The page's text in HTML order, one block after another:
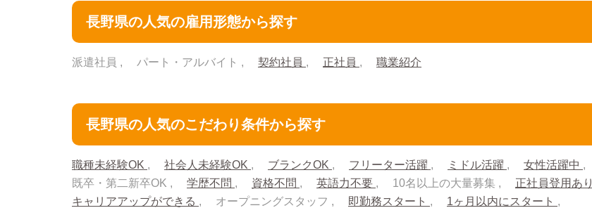
長野県の人気の雇用形態から探す
派遣社員 パート・アルバイト 契約社員 正社員 職業紹介
長野県の人気のこだわり条件から探す
職種未経験OK 社会人未経験OK ブランクOK フリーター活躍 ミドル活躍
女性活躍中
既卒・第二新卒OK
学歴不問 資格不問 英語力不要 10名以上の大量募集
正社員登用あり
キャリアアップができる
オープニングスタッフ 即勤務スタート
1ヶ月以内にスタート